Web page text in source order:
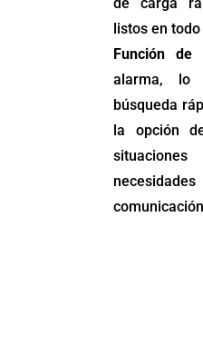
de carga
listos en
Función de
alarma, lo
búsqueda
la opción